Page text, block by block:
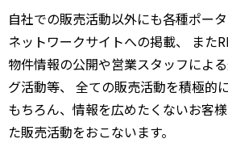
自社での販売活動以外にも各種ポー
ネットワークサイトへの掲載、 また
物件情報の公開や営業スタッフによ
グ活動等、 全ての販売活動を積極的
もちろん、情報を広めたくないお客
た販売活動をおこないます。